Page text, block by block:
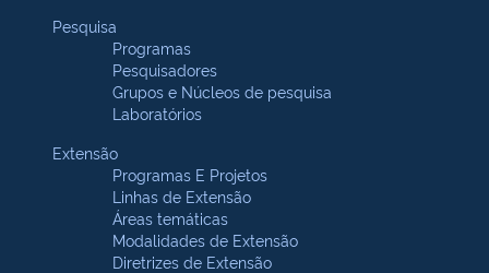
Pesquisa
Programas
Pesquisadores
Grupos e Núcleos de pesquisa
Laboratórios
Extensão
Programas E Projetos
Linhas de Extensão
Áreas temáticas
Modalidades de Extensão
Diretrizes de Extensão